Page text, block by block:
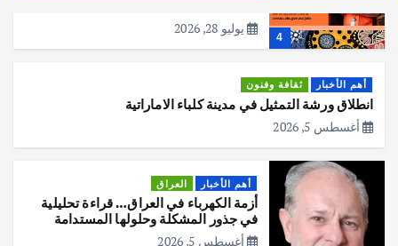
4
يوليو 28, 2026
أهم الأخبار ثقافة وفنون
انطلاق ورشة التمثيل في مدينة كلباء الاماراتية
أغسطس 5, 2026
أهم الأخبار العراق
أزمة الكهرباء في العراق… قراءة تحليلية
في جذور المشكلة وحلولها المستدامة
أغسطس 5, 2026